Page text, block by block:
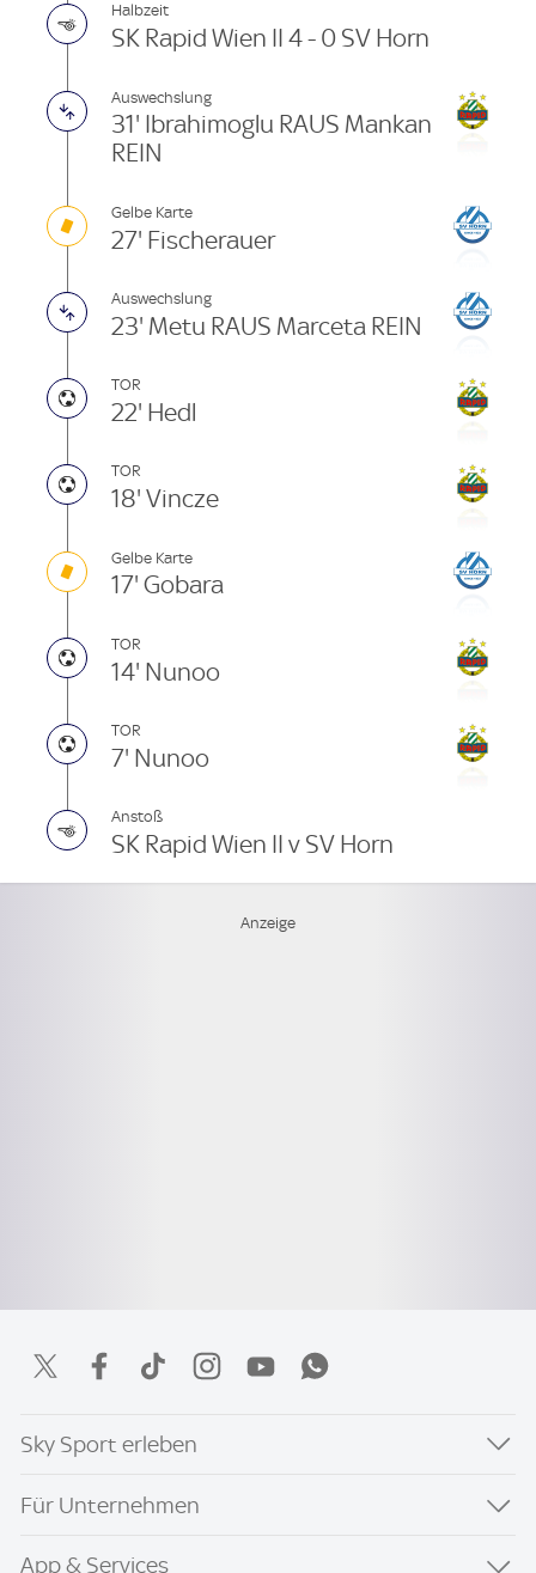
Halbzeit
SK Rapid Wien II 4 - 0 SV Horn
Auswechslung
31' Ibrahimoglu RAUS Mankan
REIN
Gelbe Karte
27' Fischerauer
Auswechslung
23' Metu RAUS Marceta REIN
TOR
22' Hedl
TOR
18' Vincze
Gelbe Karte
17' Gobara
TOR
14' Nunoo
TOR
7' Nunoo
Anstoß
SK Rapid Wien II v SV Horn
Sky Sport erleben
Für Unternehmen
App & Services